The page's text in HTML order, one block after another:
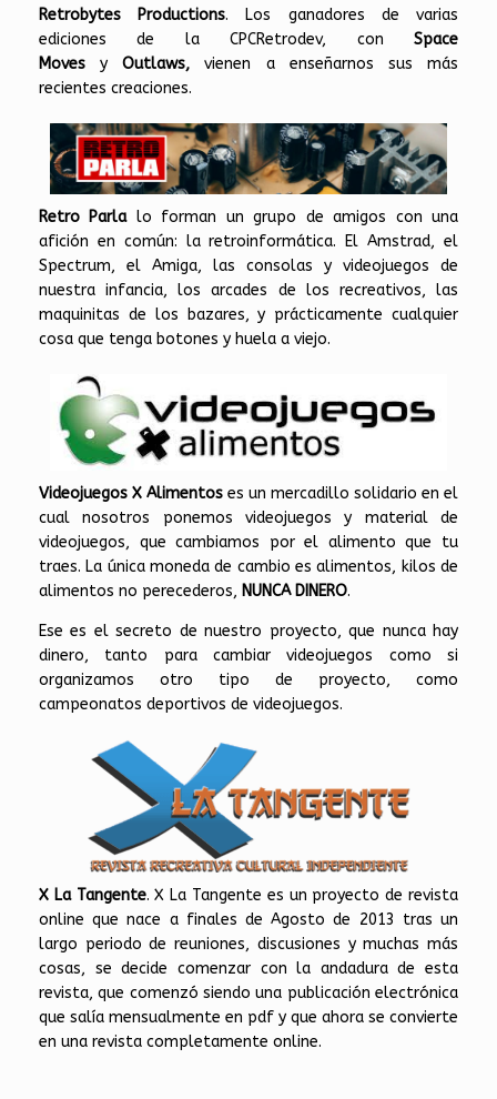
Retrobytes Productions. Los ganadores de varias
ediciones de la CPCRetrodev, con Space
Moves yOutlaws, vienen a enseñarnos sus más
recientes creaciones.
Retro Parlalo forman un grupo de amigos con una
afición en común: la retroinformática. El Amstrad, el
Spectrum, el Amiga, las consolas y videojuegos de
nuestra infancia, los arcades de los recreativos, las
maquinitas de los bazares, y prácticamente cualquier
cosa que tenga botones y huela a viejo.
Videojuegos X Alimentos es un mercadillo solidario en el
cual nosotros ponemos videojuegos y material de
videojuegos, que cambiamos por el alimento que tu
traes. La única moneda de cambio es alimentos, kilos de
alimentos no perecederos, NUNCA DINERO.
Ese es el secreto de nuestro proyecto, que nunca hay
dinero, tanto para cambiar videojuegos como si
organizamos otro tipo de proyecto, como
campeonatos deportivos de videojuegos.
X La Tangente. X La Tangente es un proyecto de revista
online que nace a finales de Agosto de 2013 tras un
largo periodo de reuniones, discusiones y muchas más
cosas, se decide comenzar con la andadura de esta
revista, que comenzó siendo una publicación electrónica
que salía mensualmente en pdf y que ahora se convierte
en una revista completamente online.